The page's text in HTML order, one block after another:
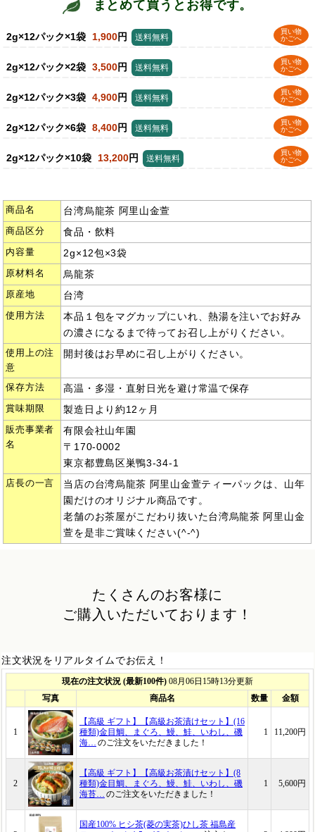
まとめて買うとお得です。
2g×12パック×1袋 1,900円
買い物
かごへ
送料無料
2g×12パック×2袋 3,500円
買い物
かごへ
送料無料
2g×12パック×3袋 4,900円
買い物
かごへ
送料無料
2g×12パック×6袋 8,400円
買い物
かごへ
送料無料
2g×12パック×10袋 13,200円
買い物
かごへ
送料無料
商品名 台湾烏龍茶 阿里山金萱
商品区分 食品・飲料
内容量 2g×12包×3袋
原材料名 烏龍茶
原産地 台湾
使用方法
本品１包をマグカップにいれ、熱湯を注いでお好み
の濃さになるまで待ってお召し上がりください。
使用上の注
意
開封後はお早めに召し上がりください。
保存方法 高温・多湿・直射日光を避け常温で保存
賞味期限 製造日より約12ヶ月
販売事業者
名
有限会社山年園
〒170-0002
東京都豊島区巣鴨3-34-1
店長の一言
当店の台湾烏龍茶 阿里山金萱ティーパックは、山年
園だけのオリジナル商品です。
老舗のお茶屋がこだわり抜いた台湾烏龍茶 阿里山金
萱を是非ご賞味ください(^-^)
たくさんのお客様に
ご購入いただいております！
注文状況をリアルタイムでお伝え！